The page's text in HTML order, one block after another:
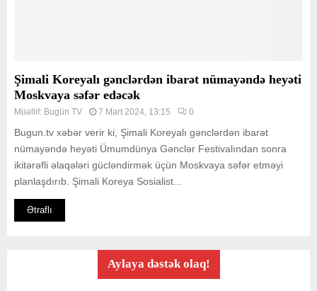
Şimali Koreyalı gənclərdən ibarət nümayəndə heyəti
Moskvaya səfər edəcək
Müəllif: Bugün TV 7 Mart 2024, 13:15 0
Bugun.tv xəbər verir ki, Şimali Koreyalı gənclərdən ibarət
nümayəndə heyəti Ümumdünya Gənclər Festivalından sonra
ikitərəfli əlaqələri gücləndirmək üçün Moskvaya səfər etməyi
planlaşdırıb. Şimali Koreya Sosialist...
Ətraflı
Aylaya dəstək olaq!